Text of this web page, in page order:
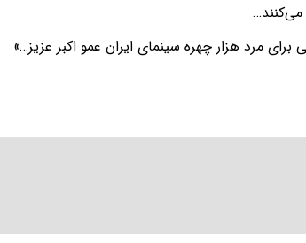
مرد هزار چهره سینمای ایران عمو اکبر عزیز…»